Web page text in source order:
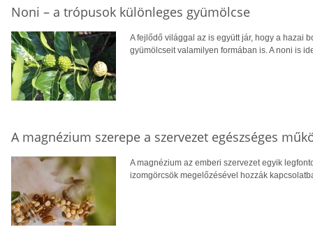
Noni – a trópusok különleges gyümölcse
A fejlődő világgal az is együtt jár, hogy a hazai
gyümölcseit valamilyen formában is. A noni is
A magnézium szerepe a szervezet egészséges
A magnézium az emberi szervezet egyik
izomgörcsök megelőzésével hozzák